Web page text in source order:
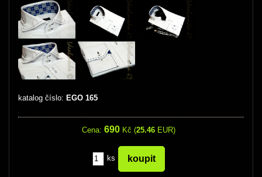
katalog číslo: EGO 165
Cena: 690 Kč (25.46 EUR)
ks